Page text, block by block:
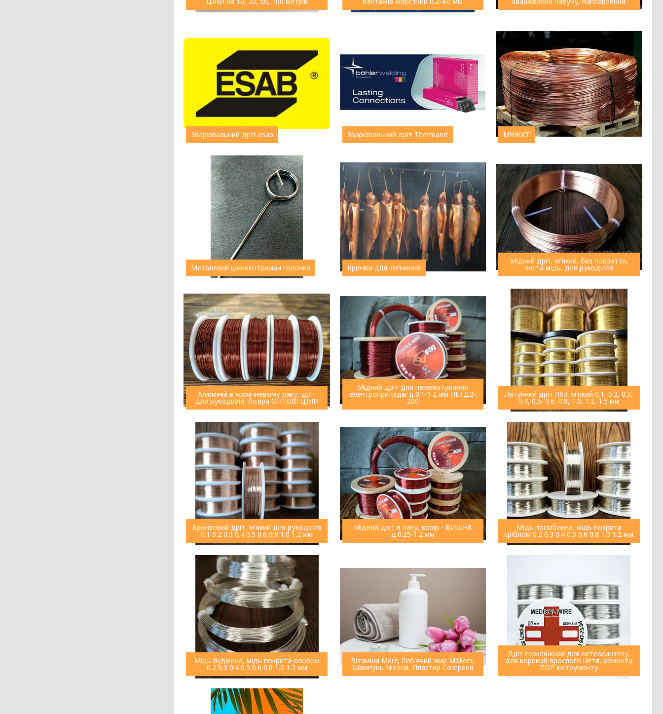
Зварювальний дріт esab Зварювальний дріт Thermanit МНЖКТ
Металевий цінникотримач голочка Крючки для копчення
Мідний дріт, м'який, без покриття,
чиста мідь, для рукоділля
Алюміній в коричневому лаку, дріт
для рукоділля, бісера ОПТОВІ ЦІНИ
Мідний дріт для перемотування
електроприладів д.0.1-1.2 мм ПЕТД2-
200
Латунний дріт Л63, м'який 0.1, 0.2, 0.3,
0.4, 0.5, 0.6, 0.8, 1.0, 1.2, 1.5 мм
Бронзовий дріт, м'який для рукоділля
0.1 0.2 0.3 0.4 0.5 0.6 0.8 1.0 1.2 мм
Мідний дріт в лаку, колір - ВИШНЯ
д.0.25-1.2 мм
Мідь посріблена, мідь покрита
сріблом 0.2 0.3 0.4 0.5 0.6 0.8 1.0 1.2 мм
Мідь луджена, мідь покрита оловом
0.2 0.3 0.4 0.5 0.6 0.8 1.0 1.2 мм
Вітаміни Merz, Риб'ячий жир Mollers,
Шампунь Nizoral, Пластир Compeed
Дріт серкляжная для остеосинтезу,
для корекції врослого нігтя, ремонту
ЛОР інструменту